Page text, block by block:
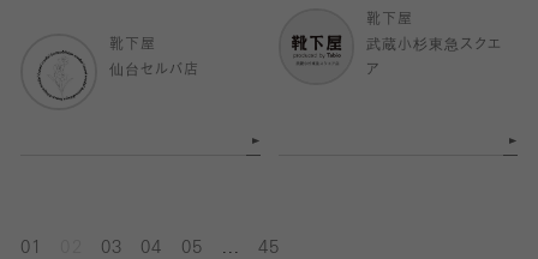
靴下屋
仙台セルバ店
靴下屋
武蔵小杉東急スクエ
ア
01 03 04 05 45